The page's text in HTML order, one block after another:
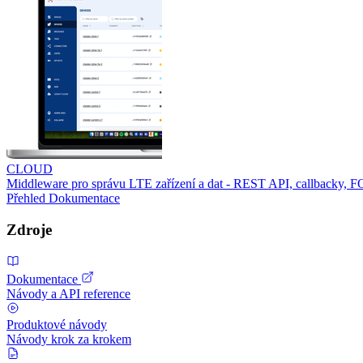
CLOUD
Middleware pro správu LTE zařízení a dat - REST API, callbacky,
Přehled Dokumentace
Zdroje
Dokumentace
Návody a API reference
Produktové návody
Návody krok za krokem